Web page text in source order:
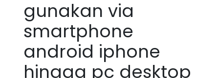
gunakan via
smartphone
android iphone
hingga pc desktop